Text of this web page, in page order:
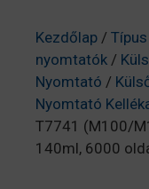
Kezdőlap /
nyomtatók /
Nyomtató /
Nyomtató
T7741 (M100/
140ml, 6000